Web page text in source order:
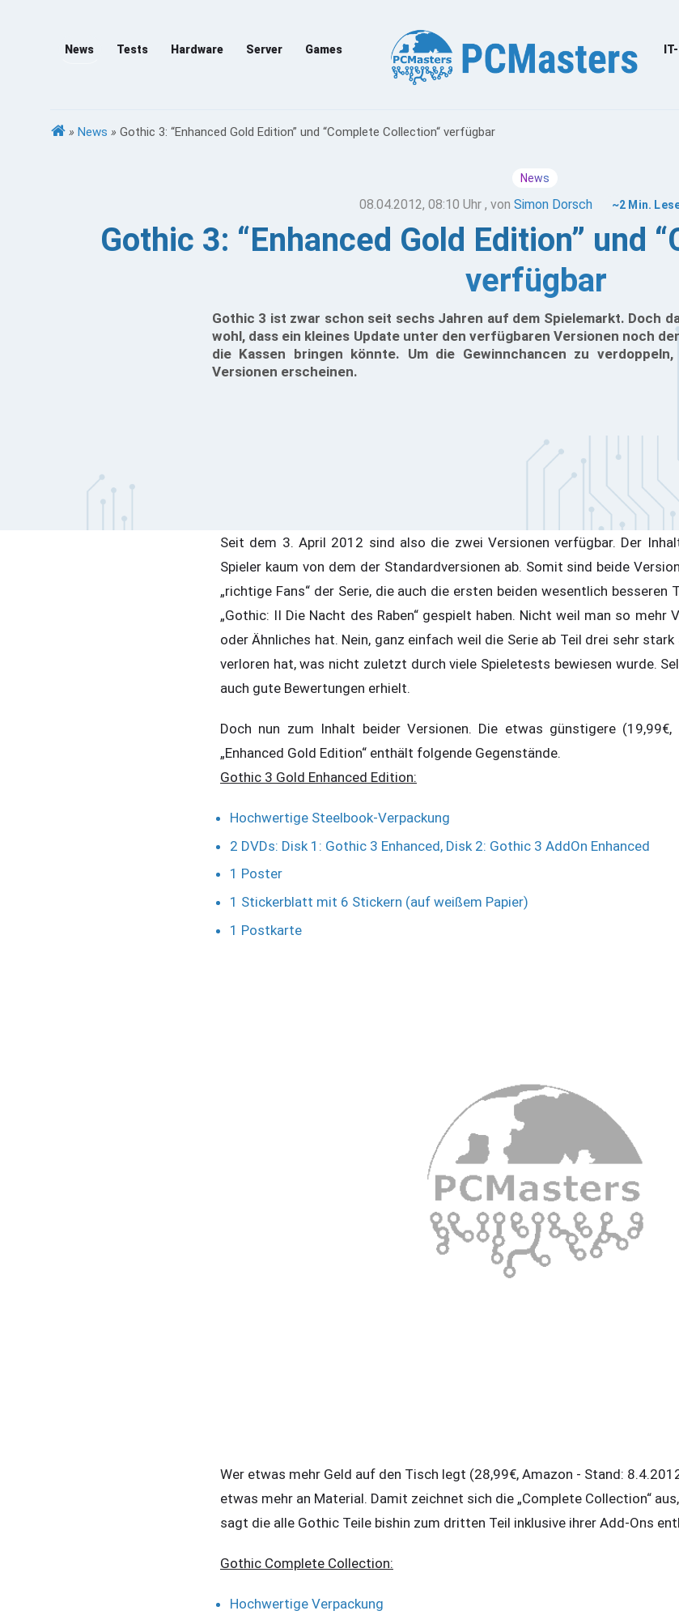
News Tests Hardware Server Games
» News » Gothic 3: “Enhanced Gold Edition” und “Complete Collection“ verfügbar
News
08.04.2012, 08:10 Uhr , von Simon Dorsch ~2 Min.
Gothic 3: “Enhanced Gold Edition” und
verfügbar
Gothic 3 ist zwar schon seit sechs Jahren auf dem Spielemarkt. Doch
wohl, dass ein kleines Update unter den verfügbaren Versionen noch
die Kassen bringen könnte. Um die Gewinnchancen zu
Versionen erscheinen.
Seit dem 3. April 2012 sind also die zwei Versionen verfügbar. Der
Spieler kaum von dem der Standardversionen ab. Somit sind beide
„richtige Fans“ der Serie, die auch die ersten beiden wesentlich besseren
„Gothic: II Die Nacht des Raben“ gespielt haben. Nicht weil man so mehr
oder Ähnliches hat. Nein, ganz einfach weil die Serie ab Teil drei sehr
verloren hat, was nicht zuletzt durch viele Spieletests bewiesen wurde.
auch gute Bewertungen erhielt.
Doch nun zum Inhalt beider Versionen. Die etwas günstigere
„Enhanced Gold Edition“ enthält folgende Gegenstände.
Gothic 3 Gold Enhanced Edition:
Hochwertige Steelbook-Verpackung
2 DVDs: Disk 1: Gothic 3 Enhanced, Disk 2: Gothic 3 AddOn Enhanced
1 Poster
1 Stickerblatt mit 6 Stickern (auf weißem Papier)
1 Postkarte
Wer etwas mehr Geld auf den Tisch legt (28,99€, Amazon - Stand:
etwas mehr an Material. Damit zeichnet sich die „Complete Collection“
sagt die alle Gothic Teile bishin zum dritten Teil inklusive ihrer Add-Ons
Gothic Complete Collection:
Hochwertige Verpackung